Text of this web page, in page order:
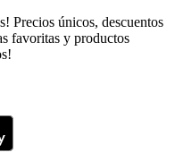
Precios únicos, descuentos
favoritas y productos